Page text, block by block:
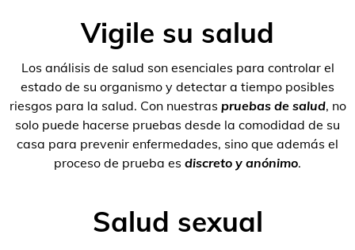
Vigile su salud
Los análisis de salud son esenciales para controlar el
estado de su organismo y detectar a tiempo posibles
riesgos para la salud. Con nuestras pruebas de salud, no
solo puede hacerse pruebas desde la comodidad de su
casa para prevenir enfermedades, sino que además el
proceso de prueba es discreto y anónimo.
Salud sexual